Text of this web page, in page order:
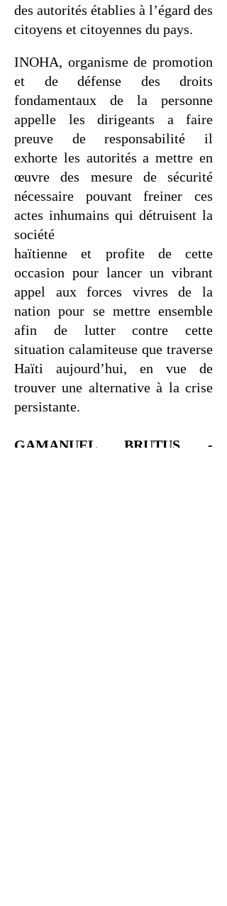
des autorités établies à l’égard des
citoyens et citoyennes du pays.
INOHA, organisme de promotion
et de défense des droits
fondamentaux de la personne
appelle les dirigeants a faire
preuve de responsabilité il
exhorte les autorités a mettre en
œuvre des mesure de sécurité
nécessaire pouvant freiner ces
actes inhumains qui détruisent la
société
haïtienne et profite de cette
occasion pour lancer un vibrant
appel aux forces vivres de la
nation pour se mettre ensemble
afin de lutter contre cette
situation calamiteuse que traverse
Haïti aujourd’hui, en vue de
trouver une alternative à la crise
persistante.
GAMANUEL BRUTUS -